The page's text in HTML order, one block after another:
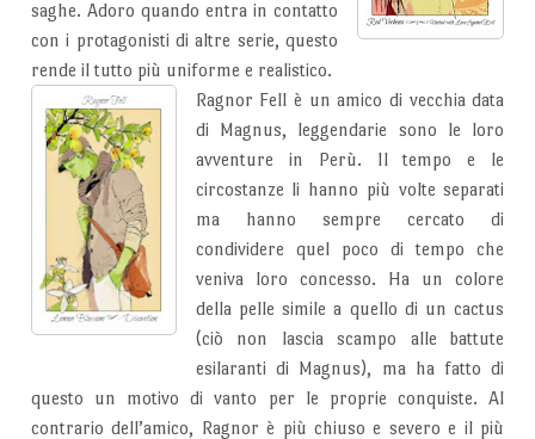
saghe. Adoro quando entra in contatto
con i protagonisti di altre serie, questo
rende il tutto più uniforme e realistico.
Ragnor Fell è un amico di vecchia data
di Magnus, leggendarie sono le loro
avventure in Perù. Il tempo e le
circostanze li hanno più volte separati
ma hanno sempre cercato di
condividere quel poco di tempo che
veniva loro concesso. Ha un colore
della pelle simile a quello di un cactus
(ciò non lascia scampo alle battute
esilaranti di Magnus), ma ha fatto di
questo un motivo di vanto per le proprie conquiste. Al
contrario dell’amico, Ragnor è più chiuso e severo e il più